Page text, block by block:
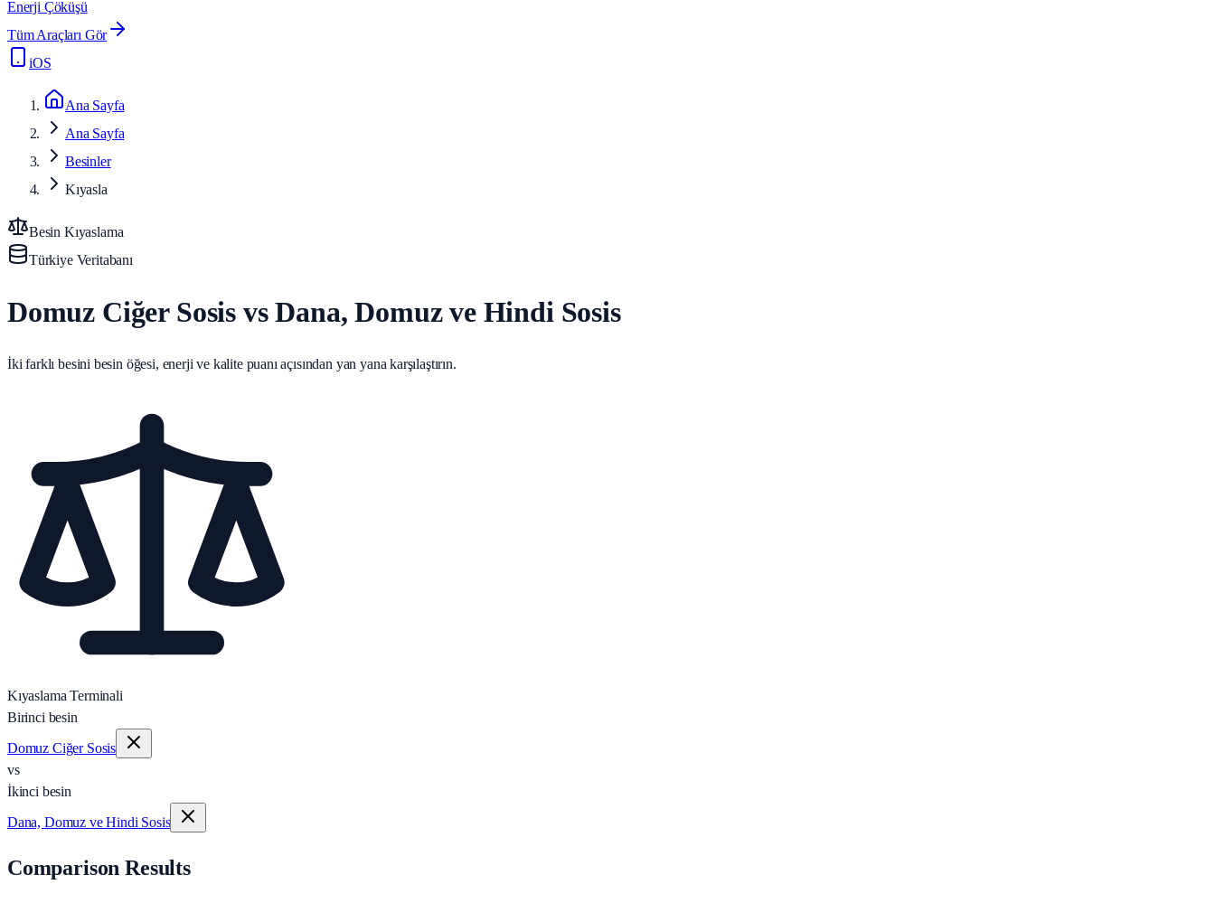
Enerji Çöküşü
Tüm Araçları Gör
iOS
Ana Sayfa
Ana Sayfa
Besinler
Kıyasla
Besin Kıyaslama
Türkiye Veritabanı
Domuz Ciğer Sosis vs Dana, Domuz ve Hindi Sosis
İki farklı besini besin öğesi, enerji ve kalite puanı açısından yan yana karşılaştırın.
Kıyaslama Terminali
Birinci besin
Domuz Ciğer Sosis
vs
İkinci besin
Dana, Domuz ve Hindi Sosis
Comparison Results